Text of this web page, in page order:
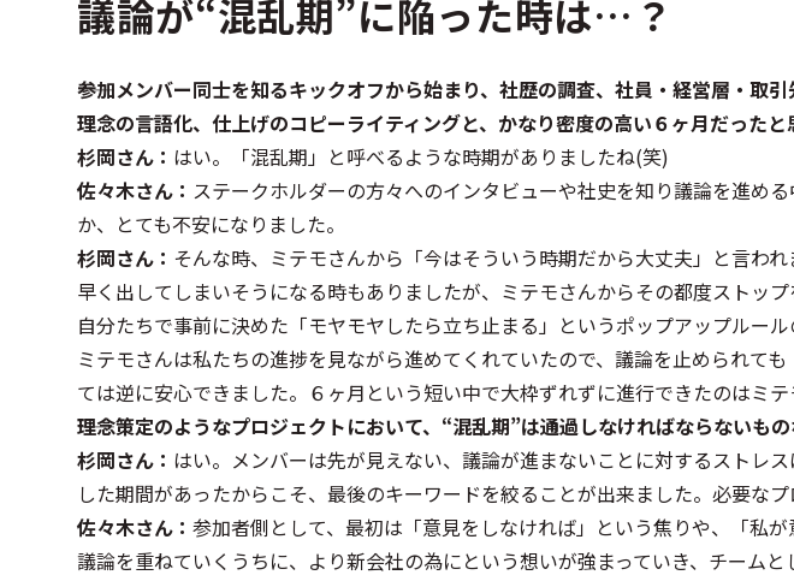
議論が“混乱期”に陥った時は…？
――参加メンバー同士を知るキックオフから始まり、社歴の調査、社員・経営層・取
理念の言語化、仕上げのコピーライティングと、かなり密度の高い６ヶ月だった
杉岡さん： はい。「混乱期」と呼べるような時期がありましたね(笑)
佐々木さん： ステークホルダーの方々へのインタビューや社史を知り議論を進め
か、とても不安になりました。
杉岡さん： そんな時、ミテモさんから「今はそういう時期だから大丈夫」と言わ
早く出してしまいそうになる時もありましたが、ミテモさんからその都度ストッ
自分たちで事前に決めた「モヤモヤしたら立ち止まる」というポップアップルール
ミテモさんは私たちの進捗を見ながら進めてくれていたので、議論を止められて
ては逆に安心できました。６ヶ月という短い中で大枠ずれずに進行できたのはミテ
――理念策定のようなプロジェクトにおいて、“混乱期”は通過しなければならないもの
杉岡さん： はい。メンバーは先が見えない、議論が進まないことに対するストレ
した期間があったからこそ、最後のキーワードを絞ることが出来ました。必要なプ
佐々木さん： 参加者側として、最初は「意見をしなければ」という焦りや、「私
議論を重ねていくうちに、より新会社の為にという想いが強まっていき、チーム